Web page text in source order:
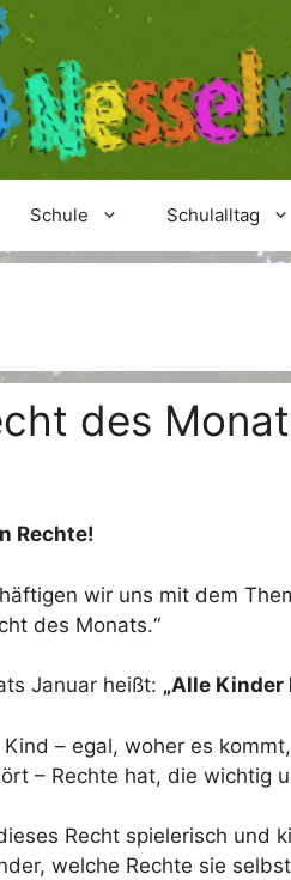
Schule Schulalltag
des
Rechte!
wir uns mit dem
des Monats.“
Januar heißt: „Alle Kinder
– egal, woher es
– Rechte hat, die wichtig
Recht spielerisch und
welche Rechte sie